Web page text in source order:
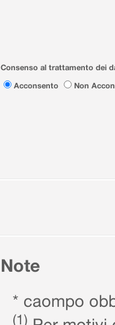
Consenso al trattamento dei
Acconsento
Non
Note
* caompo
(1)